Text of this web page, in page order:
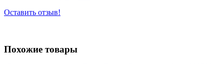
Оставить отзыв!
Похожие товары